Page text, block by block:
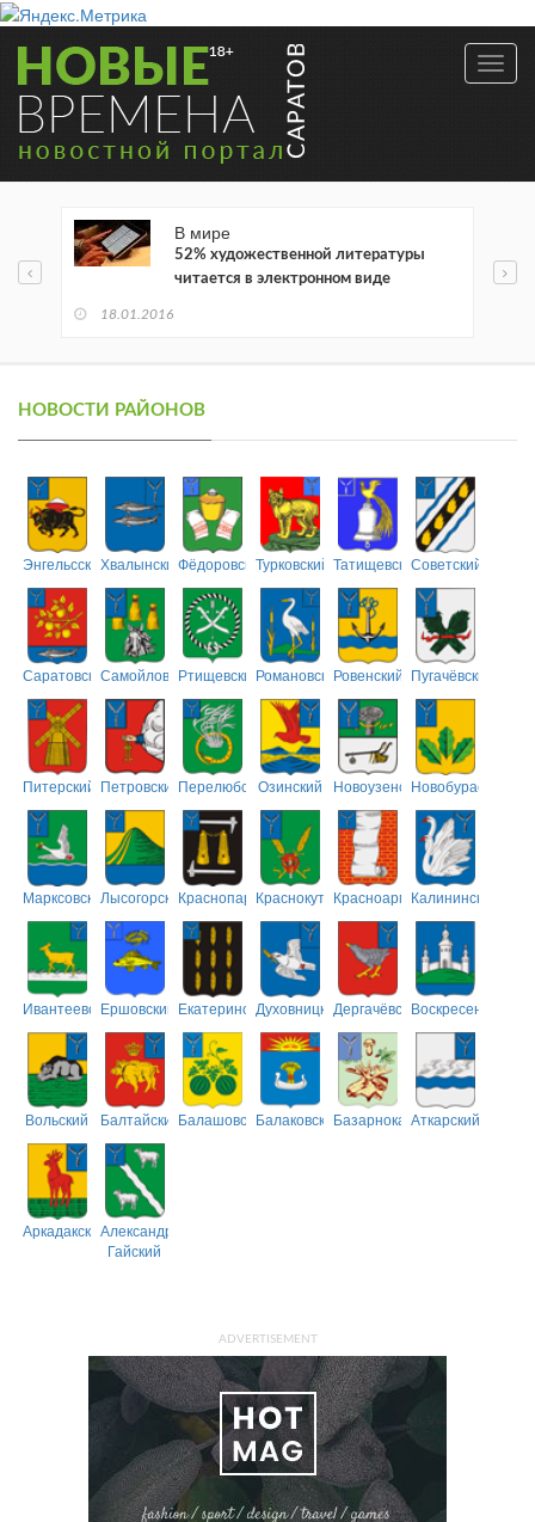
В мире
52% художественной литературы
читается в электронном виде
18.01.2016
НОВОСТИ РАЙОНОВ
ЭнгельсскийХвалынскийФёдоровскийТурковский ТатищевскийСоветский
СаратовскийСамойловскийРтищевскийРомановскийРовенский Пугачёвский
Питерский ПетровскийПерелюбскийОзинский НовоузенскийНовобурасский
МарксовскийЛысогорскийКраснопартизанский
КраснокутскийКрасноармейский
Калининский
ИвантеевскийЕршовский ЕкатериновскийДуховницкийДергачёвскийВоскресенский
Вольский БалтайскийБалашовскийБалаковскийБазарнокарабулакский
Аткарский
АркадакскийАлександрово-
Гайский
ADVERTISEMENT